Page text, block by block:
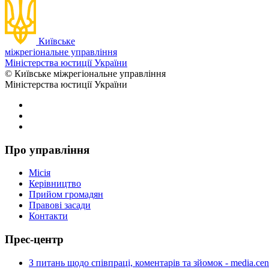
Київське
міжрегіональне управління
Міністерства юстиції України
© Київське міжрегіональне управління
Міністерства юстиції України
Про управління
Місія
Керівництво
Прийом громадян
Правові засади
Контакти
Прес-центр
З питань щодо співпраці, коментарів та зйомок -